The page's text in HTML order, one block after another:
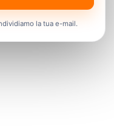
la tua e-mail.